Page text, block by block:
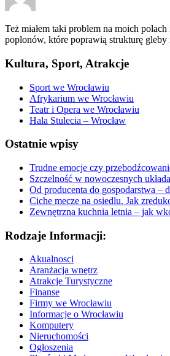
Też miałem taki problem na moich
poplonów, które poprawią strukturę
Kultura, Sport, Atrakcje
Sport we Wrocławiu
Afrykarium we Wrocławiu
Teatr i Opera we Wrocławiu
Hala Stulecia – Wrocław
Ostatnie wpisy
Trudne emocje czy
Szczelność w nowoczesnych
Od producenta do gospodarstwa –
Ciche mecze na osiedlu. Jak
Zewnętrzna kuchnia letnia – jak
Rodzaje Informacji:
Akualnosci
Aranżacja wnętrz
Atrakcje Turystyczne
Finanse
Firmy we Wrocławiu
Informacje o Wrocławiu
Komputery
Nieruchomości
Ogłoszenia